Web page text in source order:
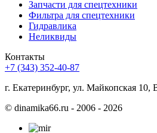
Запчасти для спецтехники
Фильтра для спецтехники
Гидравлика
Неликвиды
Контакты
+7 (343) 352-40-87
г. Екатеринбург, ул. Майкопская 10,
© dinamika66.ru - 2006 - 2026